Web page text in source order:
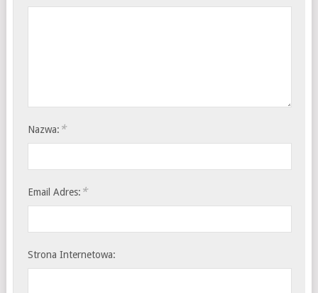
Nazwa: *
Email Adres: *
Strona Internetowa: